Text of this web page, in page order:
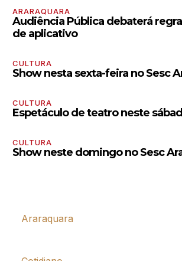
ARARAQUARA
Audiência Pública debaterá
de aplicativo
CULTURA
Show nesta sexta-feira no Sesc
CULTURA
Espetáculo de teatro neste
CULTURA
Show neste domingo no Sesc
Araraquara